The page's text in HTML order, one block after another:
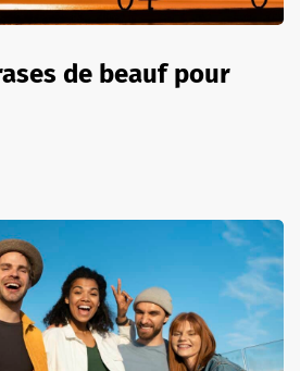
de beauf pour